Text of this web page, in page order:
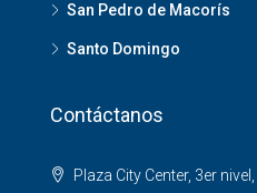
San Pedro de Macorís
Santo Domingo
Contáctanos
Plaza City Center, 3er